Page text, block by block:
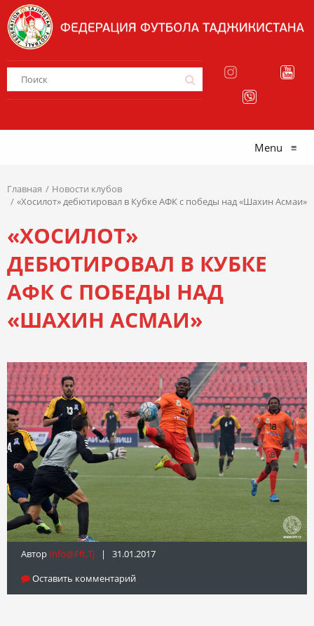
Menu ≡
Главная
Новости клубов
«Хосилот» дебютировал в Кубке АФК с победы над «Шахин Асмаи»
«ХОСИЛОТ»
ДЕБЮТИРОВАЛ В КУБКЕ
АФК С ПОБЕДЫ НАД
«ШАХИН АСМАИ»
Автор Info@fft.tj | 31.01.2017
Оставить комментарий